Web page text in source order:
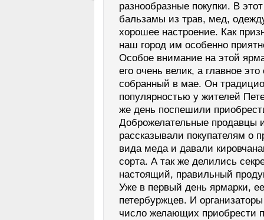
разнообразные покупки. В
бальзамы из трав, мед,
хорошее настроение. Как
наш город им особенно
Особое внимание на этой
его очень велик, а главное
собранный в мае. Он
популярностью у жителей
же день поспешили
Доброжелательные продавцы
рассказывали покупателям о
вида меда и давали
сорта. А так же делились
настоящий, правильный
Уже в первый день ярмарки,
петербуржцев. И
число желающих приобрести